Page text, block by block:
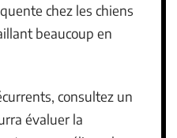
chez les chiens
beaucoup en
consultez un
évaluer la